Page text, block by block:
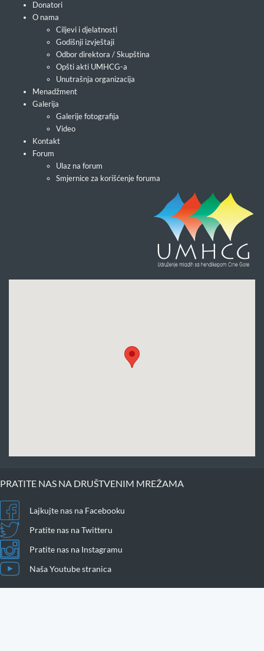
Donatori
O nama
Ciljevi i djelatnosti
Godišnji izvještaji
Odbor direktora / Skupština
Opšti akti UMHCG-a
Unutrašnja organizacija
Menadžment
Galerija
Galerije fotografija
Video
Kontakt
Forum
Ulaz na forum
Smjernice za korišćenje foruma
PRATITE NAS NA DRUŠTVENIM MREŽAMA
Lajkujte nas na Facebooku
Pratite nas na Twitteru
Pratite nas na Instagramu
Naša Youtube stranica